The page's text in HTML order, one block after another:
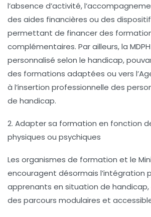
l’absence d’activité,
des aides financières ou des
permettant de financer des
complémentaires. Par ailleurs, la
personnalisé selon le handicap,
des formations adaptées ou vers
à l’insertion professionnelle des
de handicap.
2. Adapter sa formation en fonction
physiques ou psychiques
Les organismes de formation et le
encouragent désormais l’intégration
apprenants en situation de
des parcours modulaires et